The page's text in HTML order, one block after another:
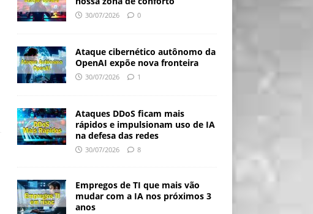
30/07/2026 0
Ataque cibernético autônomo da
OpenAI expõe nova fronteira
30/07/2026 1
Ataques DDoS ficam mais
rápidos e impulsionam uso de IA
na defesa das redes
30/07/2026 8
Empregos de TI que mais vão
mudar com a IA nos próximos 3
anos